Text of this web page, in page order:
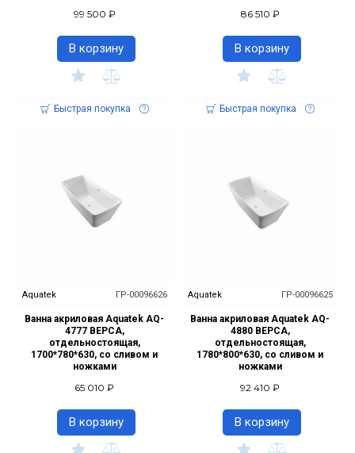
99 500 ₽
В корзину
Быстрая покупка
86 510 ₽
В корзину
Быстрая покупка
Aquatek ГР-00096626
Ванна акриловая Aquatek AQ-
4777 ВЕРСА,
отдельностоящая,
1700*780*630, со сливом и
ножками
65 010 ₽
В корзину
Aquatek ГР-00096625
Ванна акриловая Aquatek AQ-
4880 ВЕРСА,
отдельностоящая,
1780*800*630, со сливом и
ножками
92 410 ₽
В корзину